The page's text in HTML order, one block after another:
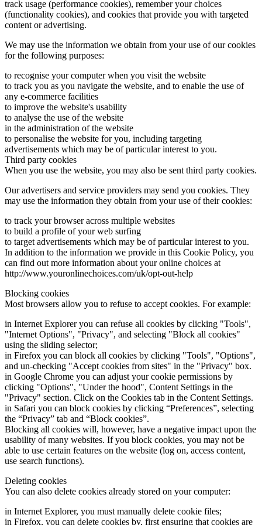
track usage (performance cookies), remember your choices
(functionality cookies), and cookies that provide you with targeted
content or advertising.
We may use the information we obtain from your use of our cookies
for the following purposes:
to recognise your computer when you visit the website
to track you as you navigate the website, and to enable the use of
any e-commerce facilities
to improve the website's usability
to analyse the use of the website
in the administration of the website
to personalise the website for you, including targeting
advertisements which may be of particular interest to you.
Third party cookies
When you use the website, you may also be sent third party cookies.
Alimony
in
Texas
Search
For
Legal
In
the
State
of
Texas,
alimony
(additionally
referred
to
as
spousal
maintenance)
Lawyers
near
is
regularly
Alimony
has
Our advertisers and service providers may send you cookies. They
may use the information they obtain from your use of their cookies:
to track your browser across multiple websites
to build a profile of your web surfing
to target advertisements which may be of particular interest to you.
In addition to the information we provide in this Cookie Policy, you
can find out more information about your online choices at
http://www.youronlinechoices.com/uk/opt-out-help
Blocking cookies
Most browsers allow you to refuse to accept cookies. For example:
in Internet Explorer you can refuse all cookies by clicking "Tools",
"Internet Options", "Privacy", and selecting "Block all cookies"
using the sliding selector;
in Firefox you can block all cookies by clicking "Tools", "Options",
and un-checking "Accept cookies from sites" in the "Privacy" box.
in Google Chrome you can adjust your cookie permissions by
clicking "Options", "Under the hood", Content Settings in the
"Privacy" section. Click on the Cookies tab in the Content Settings.
in Safari you can block cookies by clicking “Preferences”, selecting
the “Privacy” tab and “Block cookies”.
Blocking all cookies will, however, have a negative impact upon the
usability of many websites. If you block cookies, you may not be
able to use certain features on the website (log on, access content,
use search functions).
Deleting cookies
You can also delete cookies already stored on your computer:
in Internet Explorer, you must manually delete cookie files;
in Firefox, you can delete cookies by, first ensuring that cookies are